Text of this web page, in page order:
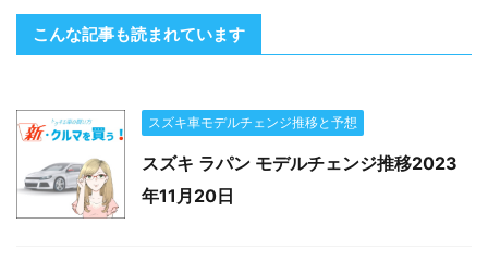
こんな記事も読まれています
スズキ車モデルチェンジ推移と予想
スズキ ラパン モデルチェンジ推移2023
年11月20日